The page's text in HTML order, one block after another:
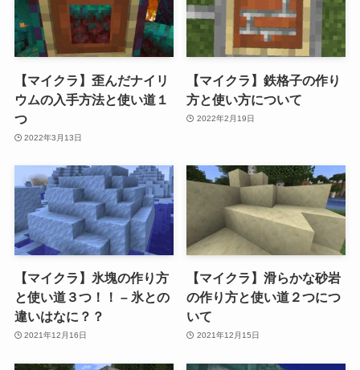
【マイクラ】歪んだナイリ
ウムの入手方法と使い道１
つ
2022年3月13日
【マイクラ】鉄格子の作り
方と使い方について
2022年2月19日
【マイクラ】氷塊の作り方
と使い道３つ！！ – 氷との
違いはなに？？
2021年12月16日
【マイクラ】滑らかな砂岩
の作り方と使い道２つにつ
いて
2021年12月15日